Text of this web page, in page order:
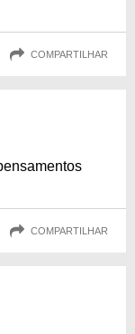
COMPARTILHAR
COMPARTILHAR